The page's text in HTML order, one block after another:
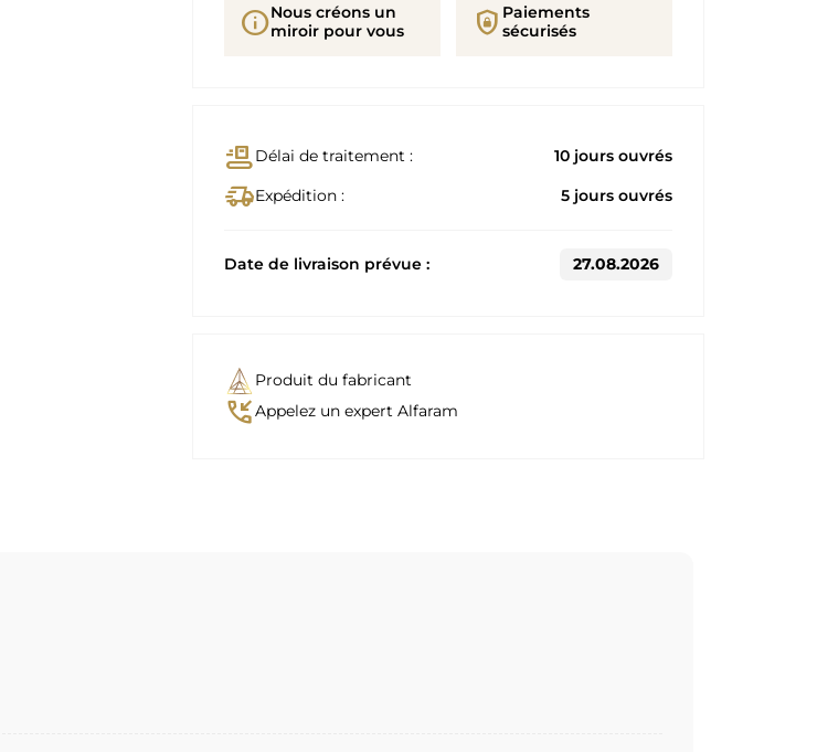
infoNous créons un
miroir pour vous
shield_lock Paiements
sécurisés
conveyor_beltDélai de traitement : 10 jours ouvrés
delivery_truck_speedExpédition : 5 jours ouvrés
Date de livraison prévue : 27.08.2026
Produit du fabricant
phone_callbackAppelez un expert Alfaram